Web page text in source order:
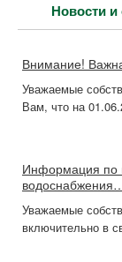
Новости
Внимание!
Уважаемые
Вам, что на
Информация по
Уважаемые
включительно в